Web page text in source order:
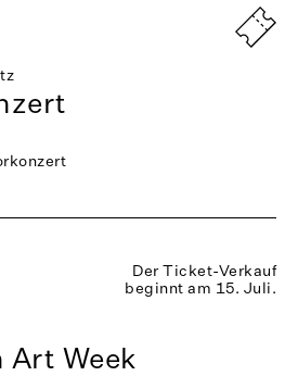
Der Ticket-Verkauf
beginnt am 15. Juli.
Art Week